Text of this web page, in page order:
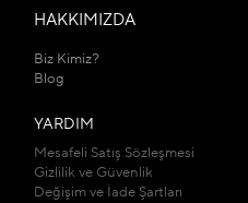
HAKKIMIZDA
Biz Kimiz?
Blog
YARDIM
Mesafeli Satış Sözleşmesi
Gizlilik ve Güvenlik
Değişim ve İade Şartları